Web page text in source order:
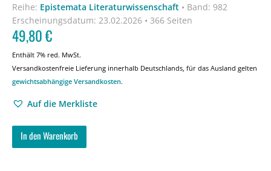
Reihe: Epistemata Literaturwissenschaft • Band: 982
Erscheinungsdatum: 23.02.2026 • 366 Seiten
49,80€
Enthält 7% red. MwSt.
Versandkostenfreie Lieferung innerhalb Deutschlands, für das Ausland gelten
gewichtsabhängige Versandkosten.
Auf die Merkliste
In den Warenkorb